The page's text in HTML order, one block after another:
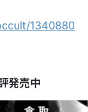
1340880
発売中